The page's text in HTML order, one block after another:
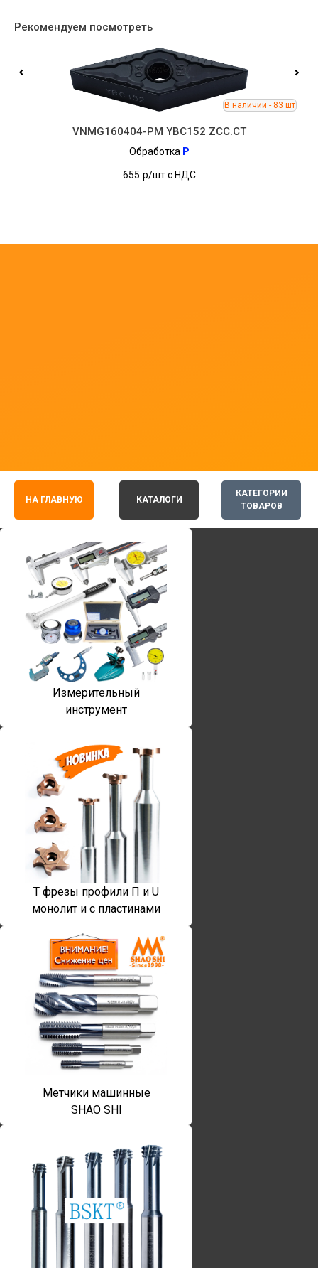
Рекомендуем посмотреть
VNMG160404-PM YBC152 ZCC.CT
Обработка P
655 р/шт c НДС
КАТЕГОРИИ
ТОВАРОВ
НА ГЛАВНУЮ КАТАЛОГИ
Измерительный
инструмент
T фрезы профили П и U
монолит и с пластинами
Метчики машинные
SHAO SHI